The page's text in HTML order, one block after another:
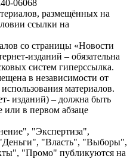
06068
размещённых на
ссылки на
со страницы «Новости
изданий – обязательна
систем гиперссылка.
в независимости от
материалов.
изданий) – должна быть
или в первом абзаце
"Экспертиза",
"Власть", "Выборы",
"Промо" публикуются на